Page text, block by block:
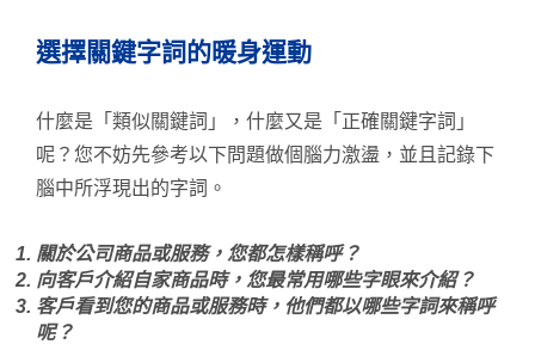
選擇關鍵字詞的暖身運動
什麼是「類似關鍵詞」，什麼又是「正確關鍵字詞」
呢？您不妨先參考以下問題做個腦力激盪，並且記錄下
腦中所浮現出的字詞。
關於公司商品或服務，您都怎樣稱呼？
向客戶介紹自家商品時，您最常用哪些字眼來介紹？
客戶看到您的商品或服務時，他們都以哪些字詞來稱呼
呢？